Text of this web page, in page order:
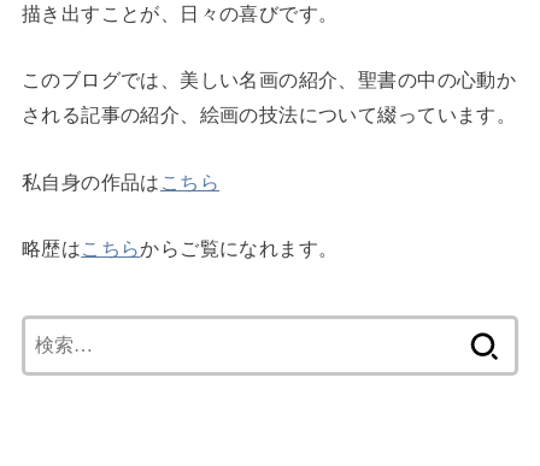
描き出すことが、日々の喜びです。
このブログでは、美しい名画の紹介、聖書の中の心動か
される記事の紹介、絵画の技法について綴っています。
私自身の作品は こちら
略歴はこちらからご覧になれます。
索: